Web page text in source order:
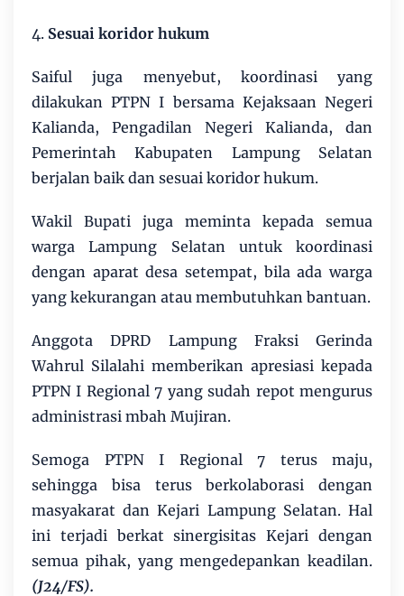
4. Sesuai koridor hukum
Saiful juga menyebut, koordinasi yang
dilakukan PTPN I bersama Kejaksaan Negeri
Kalianda, Pengadilan Negeri Kalianda, dan
Pemerintah Kabupaten Lampung Selatan
berjalan baik dan sesuai koridor hukum.
Wakil Bupati juga meminta kepada semua
warga Lampung Selatan untuk koordinasi
dengan aparat desa setempat, bila ada warga
yang kekurangan atau membutuhkan bantuan.
Anggota DPRD Lampung Fraksi Gerinda
Wahrul Silalahi memberikan apresiasi kepada
PTPN I Regional 7 yang sudah repot mengurus
administrasi mbah Mujiran.
Semoga PTPN I Regional 7 terus maju,
sehingga bisa terus berkolaborasi dengan
masyakarat dan Kejari Lampung Selatan. Hal
ini terjadi berkat sinergisitas Kejari dengan
semua pihak, yang mengedepankan keadilan.
(J24/FS).